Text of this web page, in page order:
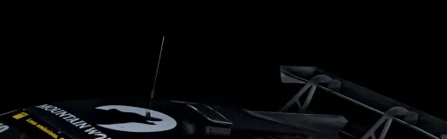
08.08.2026 - 09.08.2026